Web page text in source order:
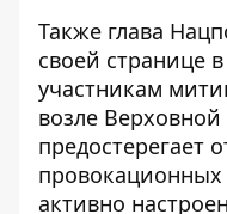
Также глава
своей странице
участникам
возле
предостерегает
активно